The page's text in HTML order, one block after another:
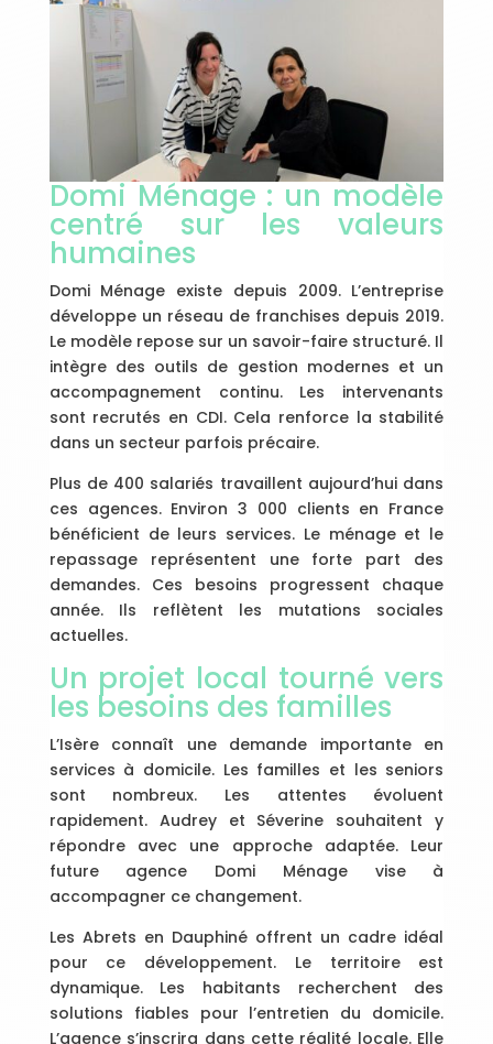
Domi Ménage : un modèle
centré sur les valeurs
humaines
Domi Ménage existe depuis 2009. L’entreprise
développe un réseau de franchises depuis 2019.
Le modèle repose sur un savoir-faire structuré. Il
intègre des outils de gestion modernes et un
accompagnement continu. Les intervenants
sont recrutés en CDI. Cela renforce la stabilité
dans un secteur parfois précaire.
Plus de 400 salariés travaillent aujourd’hui dans
ces agences. Environ 3 000 clients en France
bénéficient de leurs services. Le ménage et le
repassage représentent une forte part des
demandes. Ces besoins progressent chaque
année. Ils reflètent les mutations sociales
actuelles.
Un projet local tourné vers
les besoins des familles
L’Isère connaît une demande importante en
services à domicile. Les familles et les seniors
sont nombreux. Les attentes évoluent
rapidement. Audrey et Séverine souhaitent y
répondre avec une approche adaptée. Leur
future agence Domi Ménage vise à
accompagner ce changement.
Les Abrets en Dauphiné offrent un cadre idéal
pour ce développement. Le territoire est
dynamique. Les habitants recherchent des
solutions fiables pour l’entretien du domicile.
L’agence s’inscrira dans cette réalité locale. Elle